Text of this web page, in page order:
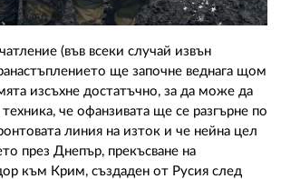
(във всеки случай извън
ще започне веднага щом
изсъхне достатъчно, за да може да
че офанзивата ще се разгърне по
линия на изток и че нейна цел
през Днепър, прекъсване на
към Крим, създаден от Русия след